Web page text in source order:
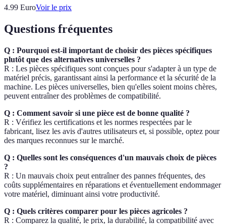
4.99 EuroVoir le prix
Questions fréquentes
Q : Pourquoi est-il important de choisir des pièces spécifiques
plutôt que des alternatives universelles ?
R : Les pièces spécifiques sont conçues pour s'adapter à un type de
matériel précis, garantissant ainsi la performance et la sécurité de la
machine. Les pièces universelles, bien qu'elles soient moins chères,
peuvent entraîner des problèmes de compatibilité.
Q : Comment savoir si une pièce est de bonne qualité ?
R : Vérifiez les certifications et les normes respectées par le
fabricant, lisez les avis d'autres utilisateurs et, si possible, optez pour
des marques reconnues sur le marché.
Q : Quelles sont les conséquences d'un mauvais choix de pièces
?
R : Un mauvais choix peut entraîner des pannes fréquentes, des
coûts supplémentaires en réparations et éventuellement endommager
votre matériel, diminuant ainsi votre productivité.
Q : Quels critères comparer pour les pièces agricoles ?
R : Comparez la qualité, le prix, la durabilité, la compatibilité avec